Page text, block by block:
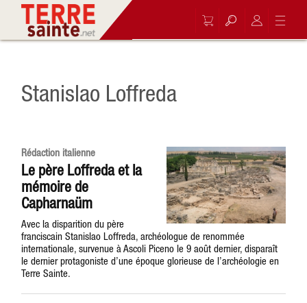
Stanislao Loffreda
Rédaction italienne
Le père Loffreda et la
mémoire de
Capharnaüm
Avec la disparition du père
franciscain Stanislao Loffreda, archéologue de renommée
internationale, survenue à Ascoli Piceno le 9 août dernier, disparaît
le dernier protagoniste d’une époque glorieuse de l’archéologie en
Terre Sainte.